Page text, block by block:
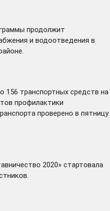
продолжит
и водоотведения в
156 транспортных средств на
профилактики
проверено в пятницу
2020» стартовала